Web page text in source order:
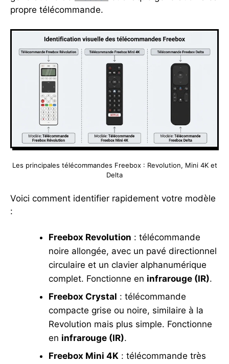
propre télécommande.
Les principales télécommandes Freebox : Revolution, Mini 4K et
Delta
Voici comment identifier rapidement votre modèle
:
Freebox Revolution : télécommande
noire allongée, avec un pavé directionnel
circulaire et un clavier alphanumérique
complet. Fonctionne en infrarouge (IR).
Freebox Crystal : télécommande
compacte grise ou noire, similaire à la
Revolution mais plus simple. Fonctionne
en infrarouge (IR).
Freebox Mini 4K : télécommande très